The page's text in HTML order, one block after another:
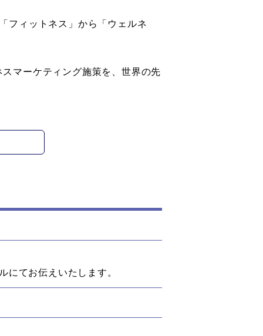
フィットネス」から「ウェルネ
マーケティング施策を、世界の先
てお伝えいたします。